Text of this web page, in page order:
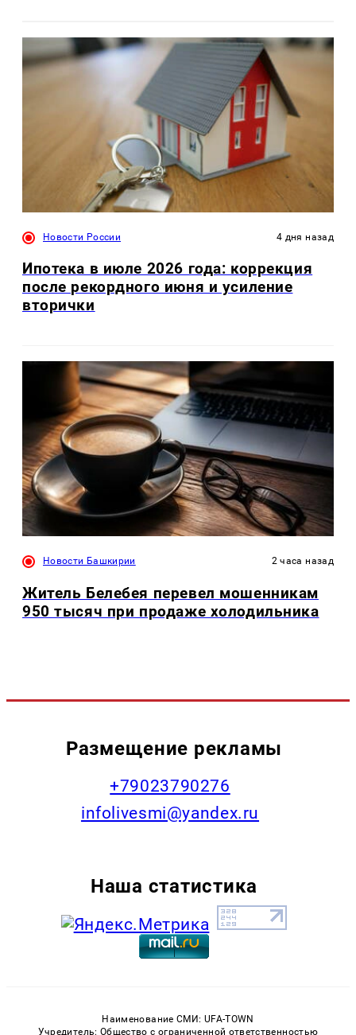
Новости России 4 дня назад
Ипотека в июле 2026 года: коррекция
после рекордного июня и усиление
вторички
Новости Башкирии 2 часа назад
Житель Белебея перевел мошенникам
950 тысяч при продаже холодильника
Размещение рекламы
+79023790276
infolivesmi@yandex.ru
Наша статистика
Наименование СМИ: UFA-TOWN
Учредитель: Общество с ограниченной ответственностью